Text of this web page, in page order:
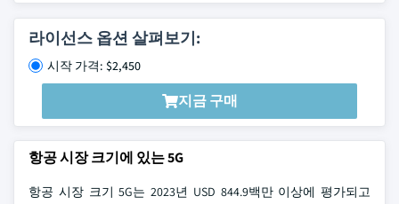
라이선스 옵션 살펴보기:
시작 가격: $2,450
지금 구매
항공 시장 크기에 있는 5G
항공 시장 크기 5G는 2023년 USD 844.9백만 이상에 평가되고